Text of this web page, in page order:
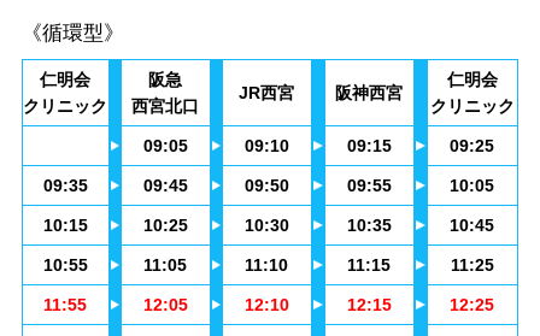
《循環型》
仁明会
クリニック
阪急
西宮北口
JR西宮 阪神西宮
仁明会
クリニック
09:05 09:10 09:15 09:25
09:35 09:45 09:50 09:55 10:05
10:15 10:25 10:30 10:35 10:45
10:55 11:05 11:10 11:15 11:25
11:55 12:05 12:10 12:15 12:25